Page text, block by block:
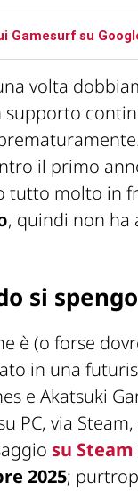
Gamesurf su
volta
supporto
il primo
tutto molto in
, quindi non ha
si
è (o forse
in una
e Akatsuki
PC, via
su Steam
2025;